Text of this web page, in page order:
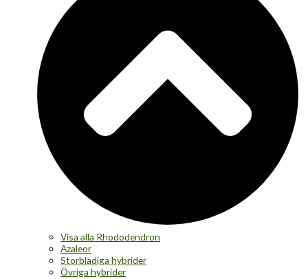
Visa alla Rhododendron
Azaleor
Storbladiga hybrider
Övriga hybrider